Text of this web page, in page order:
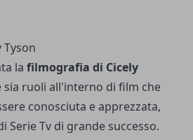
Tyson
la filmografia di Cicely
sia ruoli all'interno di film che
conosciuta e apprezzata,
Serie Tv di grande successo.